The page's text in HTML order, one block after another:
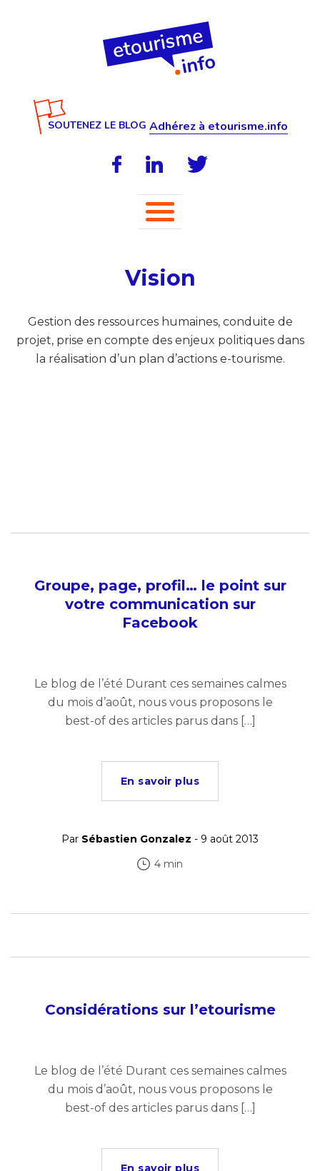
SOUTENEZ LE BLOG Adhérez à etourisme.info
Vision
Gestion des ressources humaines, conduite de
projet, prise en compte des enjeux politiques dans
la réalisation d’un plan d’actions e-tourisme.
Groupe, page, profil… le point sur
votre communication sur
Facebook
Le blog de l’été Durant ces semaines calmes
du mois d’août, nous vous proposons le
best-of des articles parus dans […]
En savoir plus
Par Sébastien Gonzalez - 9 août 2013
4 min
Considérations sur l’etourisme
Le blog de l’été Durant ces semaines calmes
du mois d’août, nous vous proposons le
best-of des articles parus dans […]
En savoir plus